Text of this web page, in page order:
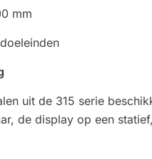
mm
uit de 315 serie
de display op een